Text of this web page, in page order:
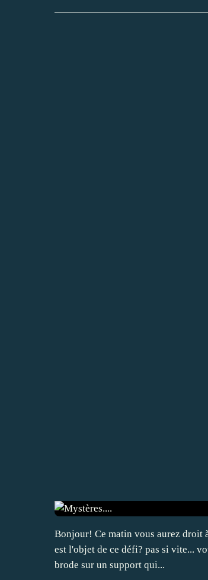
Bonjour! Ce matin vous aurez droit
est l'objet de ce défi? pas si vite...
brode sur un support qui...